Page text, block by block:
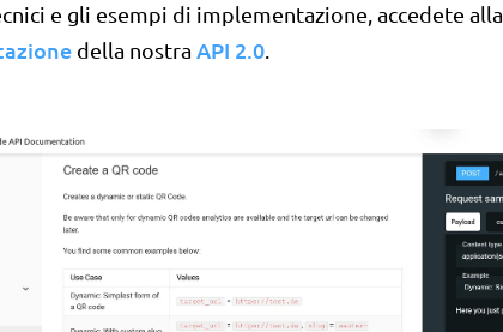
e gli esempi di implementazione, accedete alla
della nostra API 2.0.